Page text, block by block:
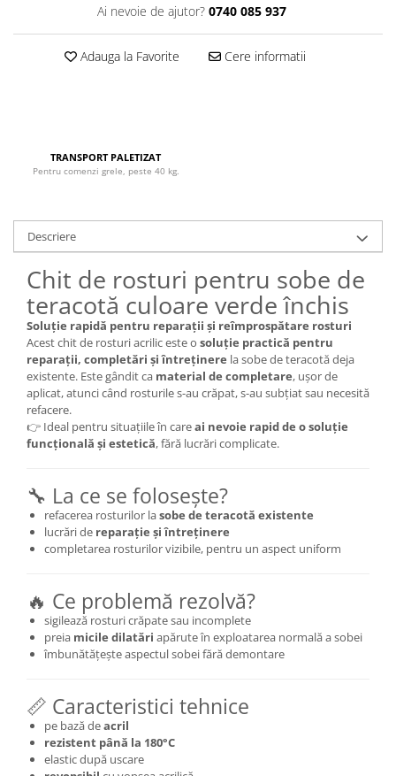
Ai nevoie de ajutor? 0740 085 937
Adauga la Favorite Cere informatii
TRANSPORT PALETIZAT
Pentru comenzi grele, peste 40 kg.
Descriere
Chit de rosturi pentru sobe de
teracotă culoare verde închis
Soluție rapidă pentru reparații și reîmprospătare rosturi
Acest chit de rosturi acrilic este o soluție practică pentru
reparații, completări și întreținere la sobe de teracotă deja
existente. Este gândit ca material de completare, ușor de
aplicat, atunci când rosturile s-au crăpat, s-au subțiat sau necesită
refacere.
👉 Ideal pentru situațiile în careai nevoie rapid de o soluție
funcțională și estetică, fără lucrări complicate.
🔧 La ce se folosește?
refacerea rosturilor lasobe de teracotă existente
lucrări de reparație și întreținere
completarea rosturilor vizibile, pentru un aspect uniform
🔥 Ce problemă rezolvă?
sigilează rosturi crăpate sau incomplete
preia micile dilatări apărute în exploatarea normală a sobei
îmbunătățește aspectul sobei fără demontare
📏 Caracteristici tehnice
pe bază deacril
rezistent până la 180°C
elastic după uscare